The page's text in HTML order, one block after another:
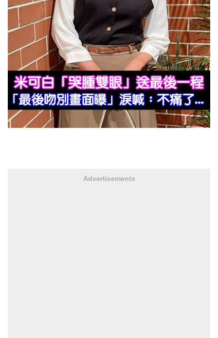
Advertisements